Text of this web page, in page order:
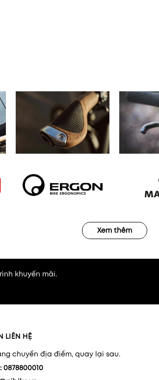
Xem thêm
khuyến mãi.
LIÊN HỆ
chuyển địa điểm, quay lại sau.
0878800010